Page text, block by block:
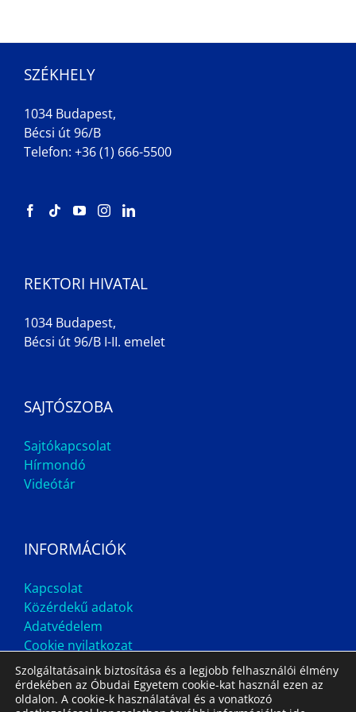
SZÉKHELY
1034 Budapest,
Bécsi út 96/B
Telefon: +36 (1) 666-5500
REKTORI HIVATAL
1034 Budapest,
Bécsi út 96/B I-II. emelet
SAJTÓSZOBA
Sajtókapcsolat
Hírmondó
Videótár
INFORMÁCIÓK
Kapcsolat
Közérdekű adatok
Adatvédelem
Cookie nyilatkozat
Szolgáltatásaink biztosítása és a legjobb felhasználói élmény
érdekében az Óbudai Egyetem cookie-kat használ ezen az
oldalon. A cookie-k használatával és a vonatkozó